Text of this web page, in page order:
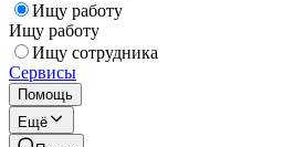
Ищу работу
Ищу работу
Ищу сотрудника
Сервисы
Помощь
Ещё